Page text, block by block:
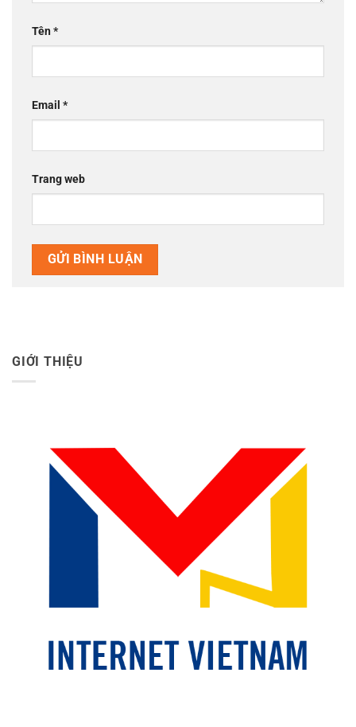
Tên*
Email *
Trang web
GIỚI THIỆU